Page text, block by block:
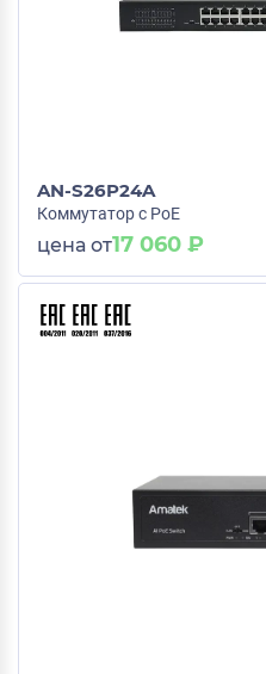
AN-S26P24A
Коммутатор с PoE
цена от17 060 ₽